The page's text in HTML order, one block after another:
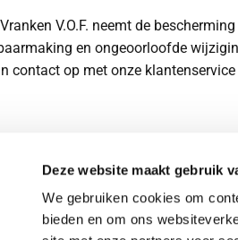
Deze website maakt gebruik
We gebruiken cookies om
bieden en om ons
V.O.F. neemt de
en ongeoorloofde
contact op met onze